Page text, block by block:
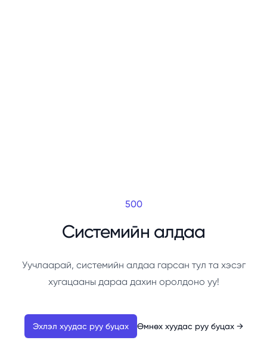
500
Системийн алдаа
Уучлаарай, системийн алдаа гарсан тул та хэсэг
хугацааны дараа дахин оролдоно уу!
Эхлэл хуудас руу буцах Өмнөх хуудас руу буцах →